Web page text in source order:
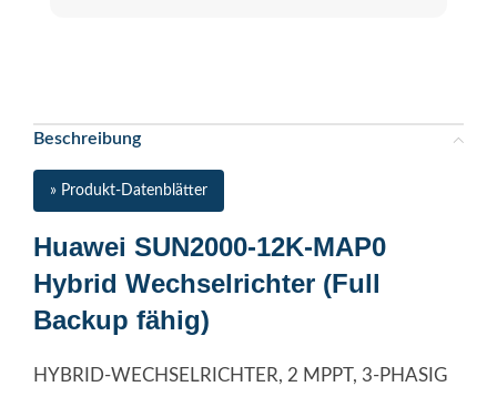
Beschreibung
» Produkt-Datenblätter
Huawei SUN2000-12K-MAP0
Hybrid Wechselrichter (Full
Backup fähig)
HYBRID-WECHSELRICHTER, 2 MPPT, 3-PHASIG